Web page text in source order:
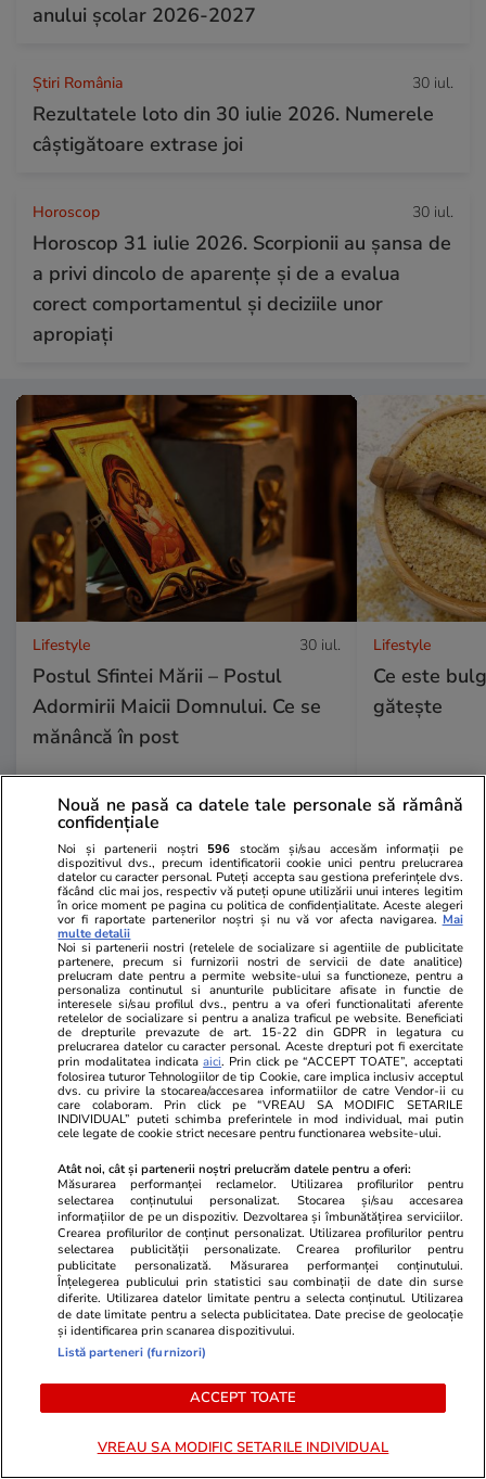
anului şcolar 2026-2027
Știri România 30 iul.
Rezultatele loto din 30 iulie 2026. Numerele
câștigătoare extrase joi
Horoscop 30 iul.
Horoscop 31 iulie 2026. Scorpionii au șansa de
a privi dincolo de aparențe și de a evalua
corect comportamentul și deciziile unor
apropiați
Lifestyle 30 iul.
Postul Sfintei Mării – Postul
Adormirii Maicii Domnului. Ce se
mănâncă în post
Lifestyle
Ce este
gătește
29 iul.
Cum să-ți protejezi locuința de
incendiile de vegetație
Lifestyle 29 iul.
De ce să nu arunci semințele de
la pepenele roșu – ce beneficii
Lifestyle
Nouă ne pasă ca datele tale personale să rămână
confidențiale
Noi și partenerii noștri 596 stocăm și/sau accesăm informații pe
dispozitivul dvs., precum identificatorii cookie unici pentru prelucrarea
datelor cu caracter personal. Puteți accepta sau gestiona preferințele dvs.
făcând clic mai jos, respectiv vă puteți opune utilizării unui interes legitim
în orice moment pe pagina cu politica de confidențialitate. Aceste alegeri
vor fi raportate partenerilor noștri și nu vă vor afecta navigarea. Mai
multe detalii
Noi si partenerii nostri (retelele de socializare si agentiile de publicitate
partenere, precum si furnizorii nostri de servicii de date analitice)
prelucram date pentru a permite website-ului sa functioneze, pentru a
personaliza continutul si anunturile publicitare afisate in functie de
interesele si/sau profilul dvs., pentru a va oferi functionalitati aferente
retelelor de socializare si pentru a analiza traficul pe website. Beneficiati
de drepturile prevazute de art. 15-22 din GDPR in legatura cu
prelucrarea datelor cu caracter personal. Aceste drepturi pot fi exercitate
prin modalitatea indicataaici. Prin click pe “ACCEPT TOATE”, acceptati
folosirea tuturor Tehnologiilor de tip Cookie, care implica inclusiv acceptul
dvs. cu privire la stocarea/accesarea informatiilor de catre Vendor-ii cu
care colaboram. Prin click pe “VREAU SA MODIFIC SETARILE
INDIVIDUAL” puteti schimba preferintele in mod individual, mai putin
cele legate de cookie strict necesare pentru functionarea website-ului.
Atât noi, cât și partenerii noștri prelucrăm datele pentru a oferi:
Măsurarea performanței reclamelor. Utilizarea profilurilor pentru
selectarea conținutului personalizat. Stocarea și/sau accesarea
informațiilor de pe un dispozitiv. Dezvoltarea și îmbunătățirea serviciilor.
Crearea profilurilor de conținut personalizat. Utilizarea profilurilor pentru
selectarea publicității personalizate. Crearea profilurilor pentru
publicitate personalizată. Măsurarea performanței conținutului.
Înțelegerea publicului prin statistici sau combinații de date din surse
diferite. Utilizarea datelor limitate pentru a selecta conținutul. Utilizarea
de date limitate pentru a selecta publicitatea. Date precise de geolocație
și identificarea prin scanarea dispozitivului.
Listă parteneri (furnizori)
ACCEPT TOATE
VREAU SA MODIFIC SETARILE INDIVIDUAL